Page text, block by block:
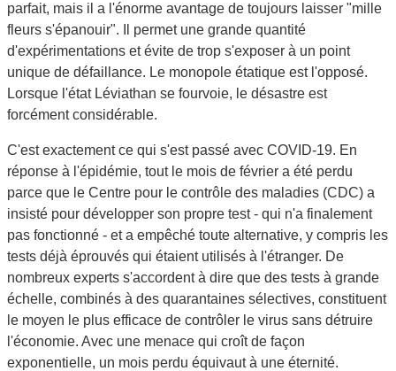
parfait, mais il a l'énorme avantage de toujours laisser "mille
fleurs s'épanouir". Il permet une grande quantité
d'expérimentations et évite de trop s'exposer à un point
unique de défaillance. Le monopole étatique est l'opposé.
Lorsque l'état Léviathan se fourvoie, le désastre est
forcément considérable.
C'est exactement ce qui s'est passé avec COVID-19. En
réponse à l'épidémie, tout le mois de février a été perdu
parce que le Centre pour le contrôle des maladies (CDC) a
insisté pour développer son propre test - qui n'a finalement
pas fonctionné - et a empêché toute alternative, y compris les
tests déjà éprouvés qui étaient utilisés à l'étranger. De
nombreux experts s'accordent à dire que des tests à grande
échelle, combinés à des quarantaines sélectives, constituent
le moyen le plus efficace de contrôler le virus sans détruire
l'économie. Avec une menace qui croît de façon
exponentielle, un mois perdu équivaut à une éternité.